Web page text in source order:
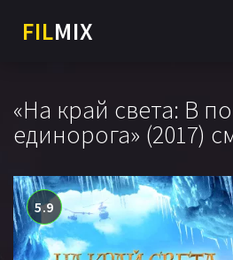
FILMIX
«На край света: В
единорога» (2017)
5.9